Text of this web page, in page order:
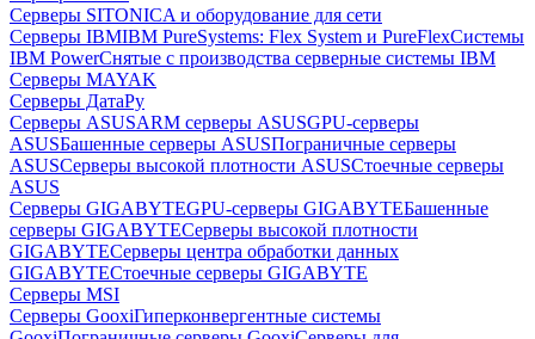
Серверы SITONICA и оборудование для сети
Серверы IBMIBM PureSystems: Flex System и PureFlexСистемы
IBM PowerСнятые с производства серверные системы IBM
Серверы MAYAK
Серверы ДатаРу
Серверы ASUSARM серверы ASUSGPU-серверы
ASUSБашенные серверы ASUSПограничные серверы
ASUSСерверы высокой плотности ASUSСтоечные серверы
ASUS
Серверы GIGABYTEGPU-серверы GIGABYTEБашенные
серверы GIGABYTEСерверы высокой плотности
GIGABYTEСерверы центра обработки данных
GIGABYTEСтоечные серверы GIGABYTE
Серверы MSI
Серверы GooxiГиперконвергентные системы